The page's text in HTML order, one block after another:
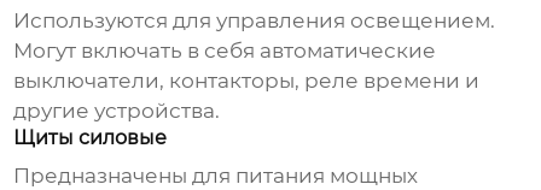
Используются для управления освещением.
Могут включать в себя автоматические
выключатели, контакторы, реле времени и
другие устройства.
Щиты силовые
Предназначены для питания мощных